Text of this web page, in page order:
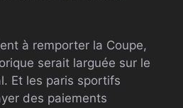
à remporter la Coupe,
serait larguée sur le
Et les paris sportifs
des paiements